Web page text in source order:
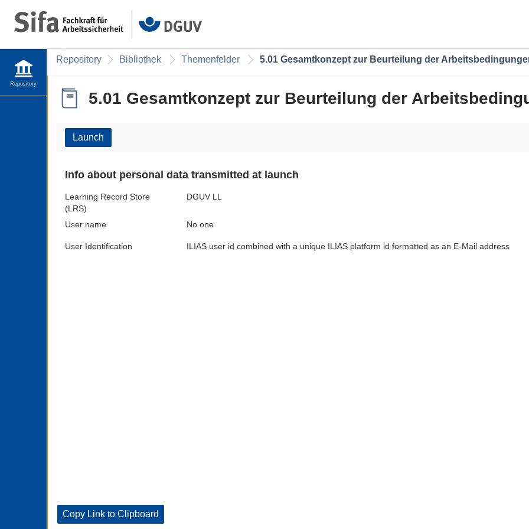
Repository
5.01 Gesamtkonzept zur Beurteilung der
Themenfelder
Bibliothek
Repository
5.01 Gesamtkonzept zur Beurteilung der
Launch
Info about personal data transmitted at launch
Learning Record Store
(LRS)
DGUV LL
User name No one
User Identification ILIAS user id combined with a unique ILIAS platform id formatted as an E-Mail address
Copy Link to Clipboard